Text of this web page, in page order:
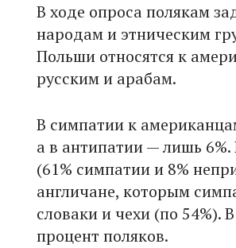
В ходе опроса полякам
народам и этническим
Польши относятся к
русским и арабам.
В симпатии к
а в антипатии — лишь
(61% симпатии и 8%
англичане, которым
словаки и чехи (по 54%).
процент поляков.